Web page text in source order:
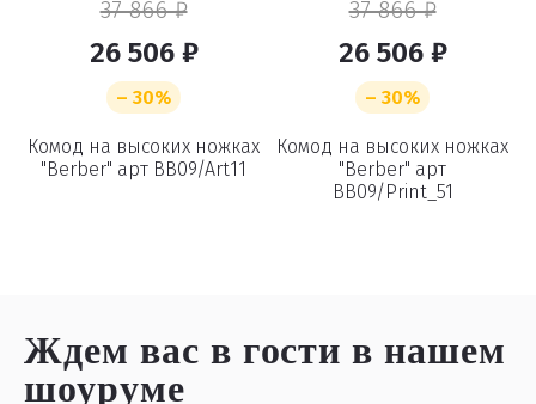
37 866 ₽
26 506 ₽
– 30%
Комод на высоких ножках
"Berber" арт BB09/Art11
37 866 ₽
26 506 ₽
– 30%
Комод на высоких ножках
"Berber" арт
BB09/Print_51
Ждем вас в гостив нашем
шоуруме